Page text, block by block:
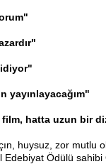
yayınlayacağım"
film, hatta uzun bir
huysuz, zor mutlu
Edebiyat Ödülü